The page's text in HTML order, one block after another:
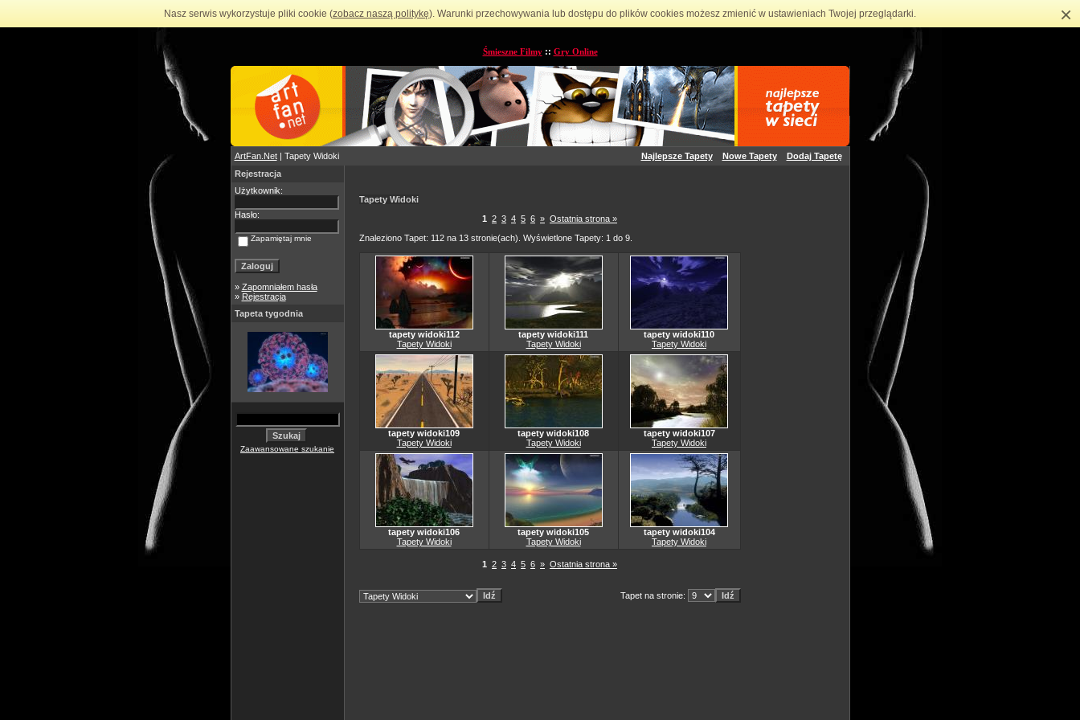
Nasz serwis wykorzystuje pliki cookie (zobacz naszą politykę). Warunki przechowywania lub dostępu do plików cookies możesz zmienić w ustawieniach Twojej przeglądarki. ×
Śmieszne Filmy:: Gry Online
ArtFan.Net| Tapety Widoki Najlepsze Tapety Nowe Tapety
Dodaj Tapetę
Rejestracja
Użytkownik:
Hasło:
Zapamiętaj mnie
» Zapomniałem hasła
» Rejestracja
Tapeta tygodnia
Zaawansowane szukanie
Tapety Widoki
1 2 3 4 5 6 » Ostatnia strona »
Znaleziono Tapet: 112 na 13 stronie(ach). Wyświetlone Tapety: 1 do 9.
tapety widoki112
Tapety Widoki
tapety widoki111
Tapety Widoki
tapety widoki110
Tapety Widoki
tapety widoki109
Tapety Widoki
tapety widoki108
Tapety Widoki
tapety widoki107
Tapety Widoki
tapety widoki106
Tapety Widoki
tapety widoki105
Tapety Widoki
tapety widoki104
Tapety Widoki
1 2 3 4 5 6 » Ostatnia strona »
Tapet na stronie: